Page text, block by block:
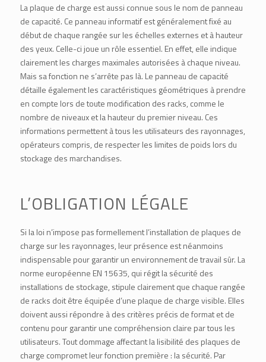
La plaque de charge est aussi connue sous le nom de panneau
de capacité. Ce panneau informatif est généralement fixé au
début de chaque rangée sur les échelles externes et à hauteur
des yeux. Celle-ci joue un rôle essentiel. En effet, elle indique
clairement les charges maximales autorisées à chaque niveau.
Mais sa fonction ne s’arrête pas là. Le panneau de capacité
détaille également les caractéristiques géométriques à prendre
en compte lors de toute modification des racks, comme le
nombre de niveaux et la hauteur du premier niveau. Ces
informations permettent à tous les utilisateurs des rayonnages,
opérateurs compris, de respecter les limites de poids lors du
stockage des marchandises.
L’OBLIGATION LÉGALE
Si la loi n’impose pas formellement l’installation de plaques de
charge sur les rayonnages, leur présence est néanmoins
indispensable pour garantir un environnement de travail sûr. La
norme européenne EN 15635, qui régit la sécurité des
installations de stockage, stipule clairement que chaque rangée
de racks doit être équipée d’une plaque de charge visible. Elles
doivent aussi répondre à des critères précis de format et de
contenu pour garantir une compréhension claire par tous les
utilisateurs. Tout dommage affectant la lisibilité des plaques de
charge compromet leur fonction première : la sécurité. Par